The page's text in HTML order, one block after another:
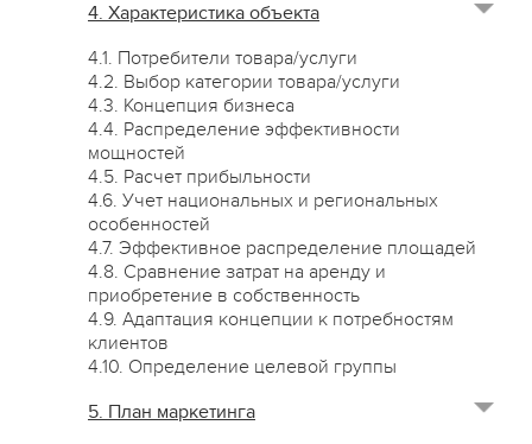
4. Характеристика объекта
4.1. Потребители товара/услуги
4.2. Выбор категории товара/услуги
4.3. Концепция бизнеса
4.4. Распределение эффективности
мощностей
4.5. Расчет прибыльности
4.6. Учет национальных и региональных
особенностей
4.7. Эффективное распределение площадей
4.8. Сравнение затрат на аренду и
приобретение в собственность
4.9. Адаптация концепции к потребностям
клиентов
4.10. Определение целевой группы
5. План маркетинга